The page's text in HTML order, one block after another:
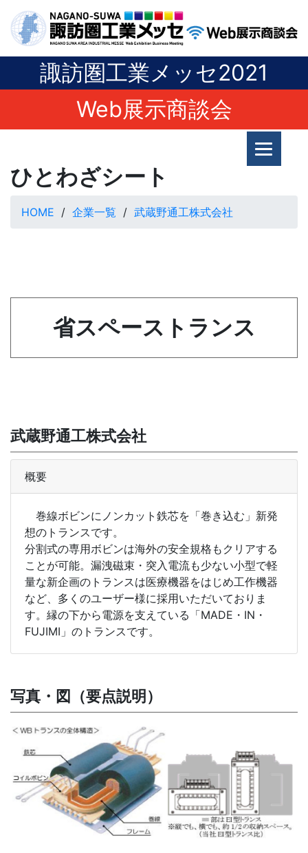
諏訪圏工業メッセ2021
Web展示商談会
ひとわざシート
HOME 企業一覧 武蔵野通工株式会社
省スペーストランス
武蔵野通工株式会社
概要
巻線ボビンにノンカット鉄芯を「巻き込む」新発
想のトランスです。
分割式の専用ボビンは海外の安全規格もクリアする
ことが可能。漏洩磁束・突入電流も少ない小型で軽
量な新企画のトランスは医療機器をはじめ工作機器
など、多くのユーザー様に採用いただいておりま
す。縁の下から電源を支えている「MADE・IN・
FUJIMI」のトランスです。
写真・図（要点説明）